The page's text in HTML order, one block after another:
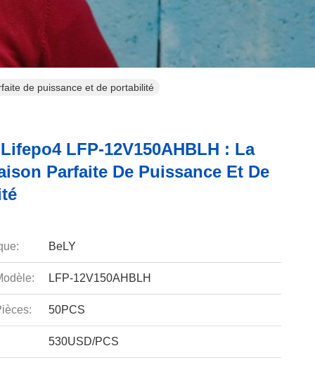
de puissance et de portabilité
LFP-12V150AHBLH : La
Parfaite De Puissance Et De
BeLY
LFP-12V150AHBLH
50PCS
530USD/PCS